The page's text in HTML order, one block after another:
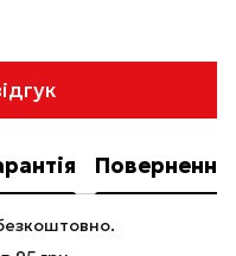
Повернення